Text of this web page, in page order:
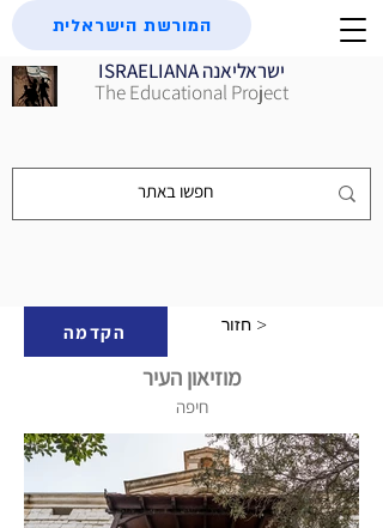
ISRAELIANA ישראליאנה
The Educational Project
המורשת הישראלית
הקדמה חזור >
מוזיאון העיר
חיפה